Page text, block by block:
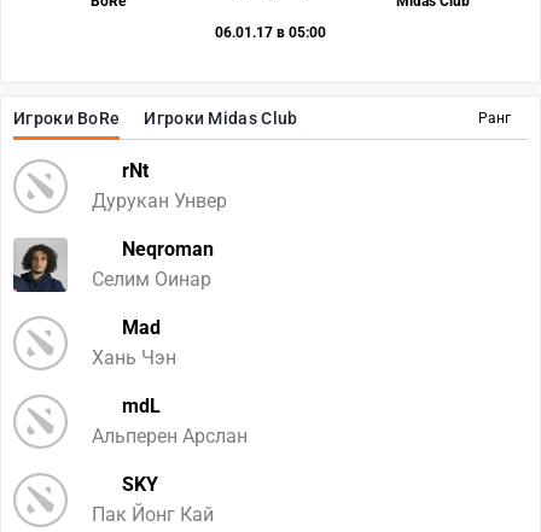
Ранг
Игроки BoRe Игроки Midas Club
rNt
Дурукан Унвер
Neqroman
Селим Оинар
Mad
Хань Чэн
mdL
Альперен Арслан
SKY
Пак Йонг Кай
06.01.17 в 05:00